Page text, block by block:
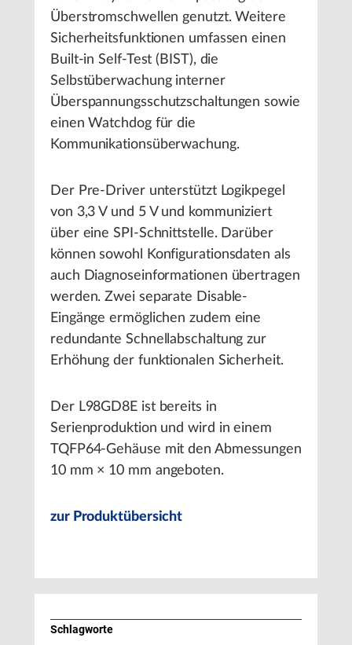
Überstromschwellen genutzt. Weitere
Sicherheitsfunktionen umfassen einen
Built-in Self-Test (BIST), die
Selbstüberwachung interner
Überspannungsschutzschaltungen sowie
einen Watchdog für die
Kommunikationsüberwachung.
Der Pre-Driver unterstützt Logikpegel
von 3,3 V und 5 V und kommuniziert
über eine SPI-Schnittstelle. Darüber
können sowohl Konfigurationsdaten als
auch Diagnoseinformationen übertragen
werden. Zwei separate Disable-
Eingänge ermöglichen zudem eine
redundante Schnellabschaltung zur
Erhöhung der funktionalen Sicherheit.
Der L98GD8E ist bereits in
Serienproduktion und wird in einem
TQFP64-Gehäuse mit den Abmessungen
10 mm × 10 mm angeboten.
zur Produktübersicht
Schlagworte